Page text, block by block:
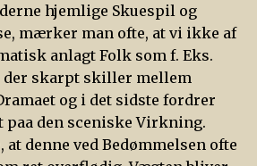
hjemlige Skuespil og
mærker man ofte, at vi ikke af
anlagt Folk som f. Eks.
der skarpt skiller mellem
og i det sidste fordrer
paa den sceniske Virkning.
at denne ved Bedømmelsen ofte